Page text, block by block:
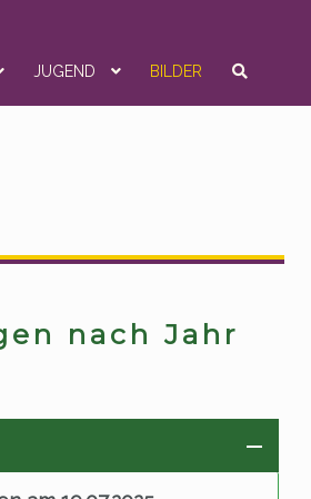
JUGEND BILDER
nach Jahr